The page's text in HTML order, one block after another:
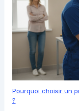
Pourquoi choisir un
?